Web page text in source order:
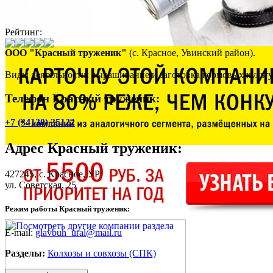
Рейтинг:
ООО "Красный труженик" (с. Красное, Увинский район).
Виды деятельности: выращивание и заготовка кормовых
Телефон Красный труженик:
+7 (34130) 35122
АдресКрасный труженик:
427245,с. Красное, УР
ул. Советская, 25
Режим работы Красный труженик:
E-mail: glavbuh_ural@mail.ru
Разделы: Колхозы и совхозы (СПК)